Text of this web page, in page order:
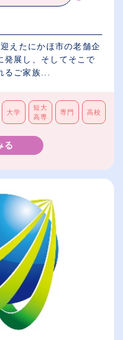
えたにかほ市の老舗企
発展し、そしてそこで
るご家族...
大学
短大
高専
専門 高校
る